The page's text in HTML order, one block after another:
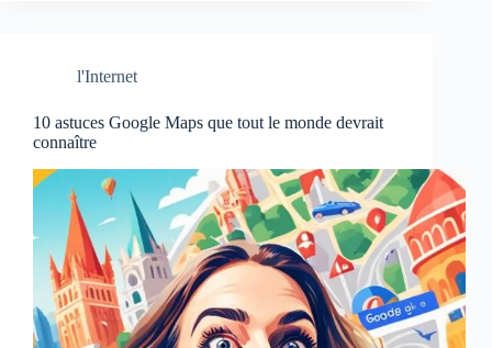
l'Internet
10 astuces Google Maps que tout le monde devrait
connaître